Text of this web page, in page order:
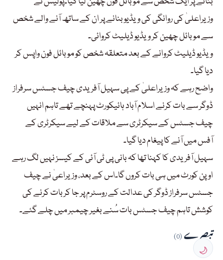
وزیراعلیٰ کی روانگی کی ویڈیو بنانے پر ان کے ساتھ آنے والے شخص
سے موبائل چھین کر ویڈیو ڈیلیٹ کروائی۔
ویڈیو ڈیلیٹ کروانے کے بعد متعلقہ شخص کو موبائل فون واپس کر
دیا گیا۔
واضح رہے کہ وزیراعلیٰ کے پی سہیل آفریدی چیف جسٹس سرفراز
ڈوگر سے بات کرنے اسلام آباد ہائیکورٹ پہنچے تھے تاہم انہیں
چیف جسٹس کے سیکرٹری سے ملاقات کے لیے سیکرٹری کے
آفس میں آنے کا پیغام دیا گیا۔
سہیل آفریدی کا کہنا تھا کہ بانی پی ٹی آئی کے کیسز نہیں لگ رہے
اوپن کورٹ میں ہی بات کروں گا۔اس کے بعد، وزیراعیٰ نے چیف
جسٹس سرفراز ڈوگر کی عدالت کے روسٹرم پر جا کر بات کرنے کی
کوشش تاہم چیف جسٹس بات سُنے بغیر چیمبر میں چلے گئے۔
تبصرے(0)
🌙